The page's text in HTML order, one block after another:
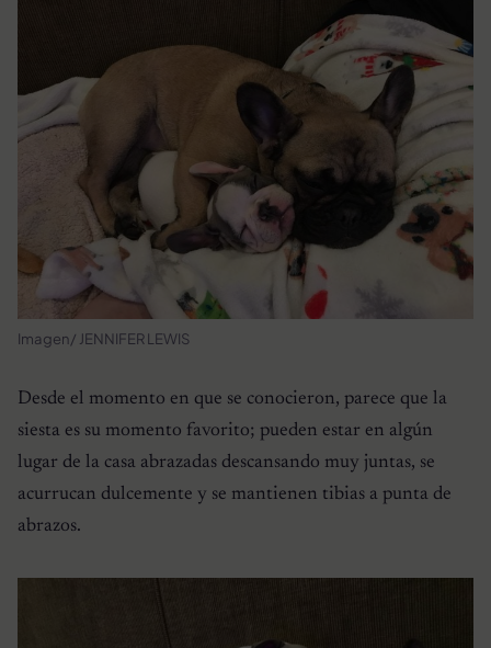
Imagen/ JENNIFER LEWIS
Desde el momento en que se conocieron, parece que la
siesta es su momento favorito; pueden estar en algún
lugar de la casa abrazadas descansando muy juntas, se
acurrucan dulcemente y se mantienen tibias a punta de
abrazos.